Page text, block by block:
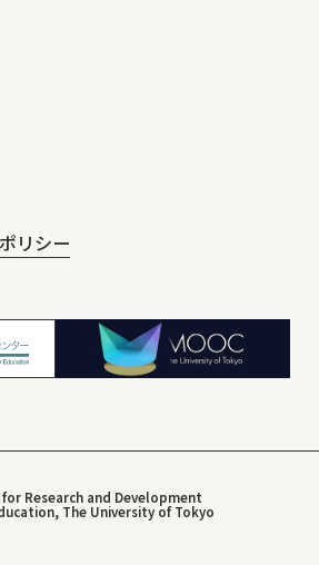
リシー
Research and Development
The University of Tokyo